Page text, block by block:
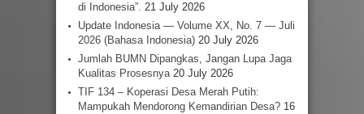
di Indonesia”. 21 July 2026
Update Indonesia — Volume XX, No. 7 — Juli
2026 (Bahasa Indonesia) 20 July 2026
Jumlah BUMN Dipangkas, Jangan Lupa Jaga
Kualitas Prosesnya 20 July 2026
TIF 134 – Koperasi Desa Merah Putih:
Mampukah Mendorong Kemandirian Desa? 16